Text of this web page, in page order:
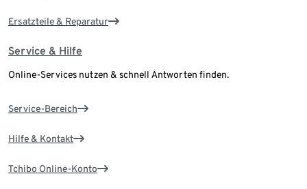
Ersatzteile & Reparatur
Service & Hilfe
Online-Services nutzen & schnell Antworten finden.
Service-Bereich
Hilfe & Kontakt
Tchibo Online-Konto